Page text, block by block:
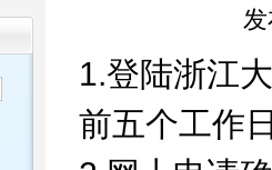
1.登陆浙江
前五个工作